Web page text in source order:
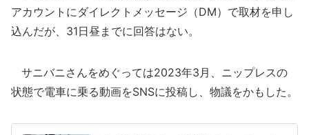
アカウントにダイレクトメッセージ（DM）で取材を申し
込んだが、31日昼までに回答はない。
サニバニさんをめぐっては2023年3月、ニップレスの
状態で電車に乗る動画をSNSに投稿し、物議をかもした。